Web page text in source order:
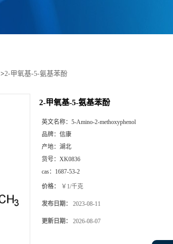
>2-甲氧基-5-氨基苯酚
2-甲氧基-5-氨基苯酚
英文名称： 5-Amino-2-methoxyphenol
品牌： 信康
产地： 湖北
货号： XK0836
cas： 1687-53-2
价格： ￥1/千克
发布日期： 2023-08-11
更新日期： 2026-08-07